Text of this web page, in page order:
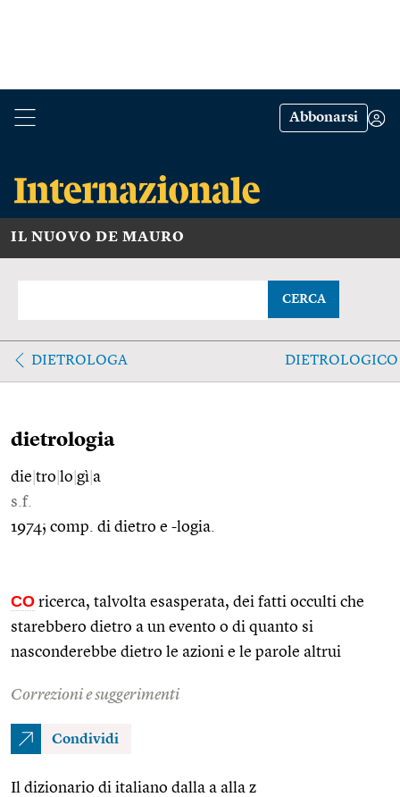
Abbonarsi
IL NUOVO DE MAURO
CERCA
DIETROLOGA DIETROLOGICO
dietrologia
die tro lo gì a
s.f.
1974; comp. di dietro e -logia.
CO ricerca, talvolta esasperata, dei fatti occulti che
starebbero dietro a un evento o di quanto si
nasconderebbe dietro le azioni e le parole altrui
Correzioni e suggerimenti
Condividi
Il dizionario di italiano dalla a alla z